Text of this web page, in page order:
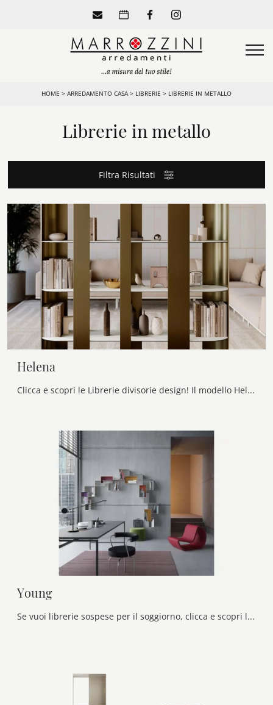
HOME > ARREDAMENTO CASA> LIBRERIE > LIBRERIE IN METALLO
Librerie in metallo
Filtra Risultati
Helena
Clicca e scopri le Librerie divisorie design! Il modello Helena Bontempi saprà completare un living pratico e operativo.
Young
Se vuoi librerie sospese per il soggiorno, clicca e scopri le nostre soluzioni design: il modello Young Voltan ti aspetta!